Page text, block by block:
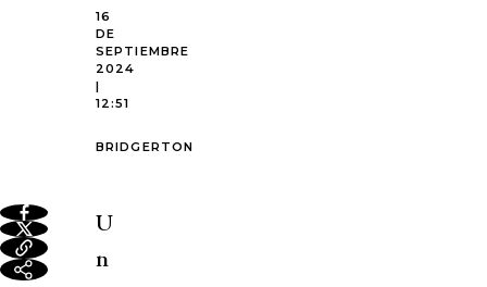
16
DE
SEPTIEMBRE
2024
|
12:51
BRIDGERTON
U
n